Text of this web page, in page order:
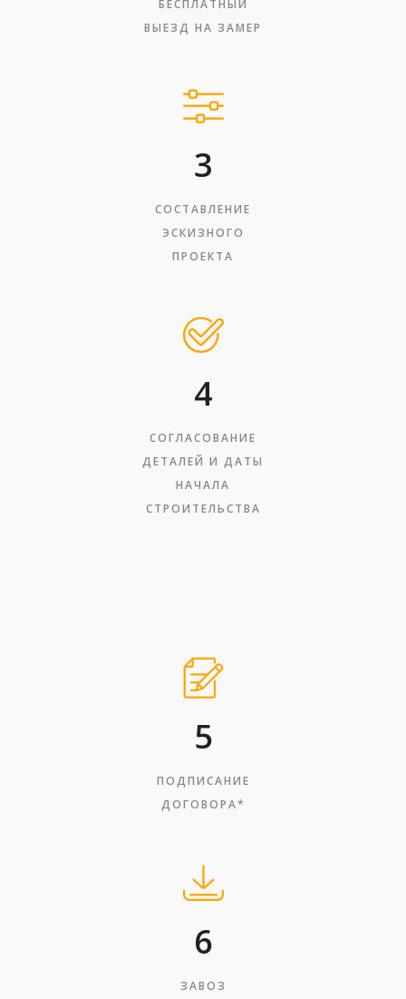
БЕСПЛАТНЫЙ
ВЫЕЗД НА ЗАМЕР
3
СОСТАВЛЕНИЕ
ЭСКИЗНОГО
ПРОЕКТА
4
СОГЛАСОВАНИЕ
ДЕТАЛЕЙ И ДАТЫ
НАЧАЛА
СТРОИТЕЛЬСТВА
5
ПОДПИСАНИЕ
ДОГОВОРА*
6
ЗАВОЗ